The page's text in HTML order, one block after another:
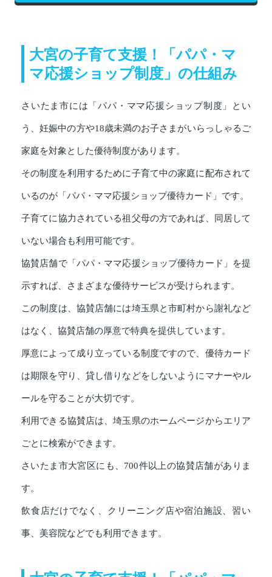
大宮の子育て支援！「パパ・マ
マ応援ショップ制度」の仕組み
さいたま市には「パパ・ママ応援ショップ制度」とい
う、妊娠中の方や18歳未満のお子さまがいらっしゃるご
家庭を対象とした優待制度があります。
その制度を利用するために子育て中の家庭に配布されて
いるのが「パパ・ママ応援ショップ優待カード」です。
子育てに協力されている祖父母の方であれば、同居して
いない場合も利用可能です。
協賛店舗で「パパ・ママ応援ショップ優待カード」を提
示すれば、さまざまな優待サービスが受けられます。
この制度は、協賛店舗には埼玉県と市町村から謝礼など
はなく、協賛店舗の厚意で特典を提供しています。
厚意によって成り立っている制度ですので、優待カード
は期限を守り、貸し借りなどをしないようにマナーやル
ールを守ることが大切です。
利用できる協賛店は、埼玉県のホームページからエリア
ごとに検索ができます。
さいたま市大宮区にも、700件以上の協賛店舗がありま
す。
飲食店だけでなく、クリーニング店や宿泊施設、習い
事、美容院などでも利用できます。